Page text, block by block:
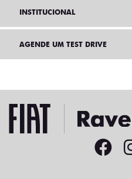
INSTITUCIONAL
AGENDE UM TEST DRIVE